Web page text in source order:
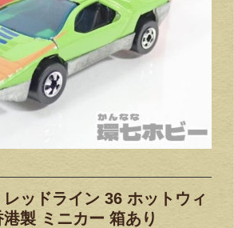
ッドライン 36 ホットウィ
製 ミニカー 箱あり